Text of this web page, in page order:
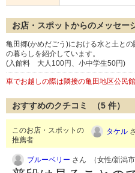
お店・スポットからのメッセー
亀田郷(かめだごう)における水と土と
の暮らしを紹介しています。
(入館料 大人100円、小中学生50円)
車でお越しの際は隣接の亀田地区公民
おすすめのクチコミ （5 件）
このお店・スポットの
推薦者
タケル
ブルーベリー さん （女性/新潟市